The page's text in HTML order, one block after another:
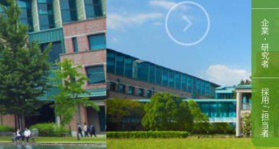
企
業
・
研
究
者
採
用
ご
担
当
者